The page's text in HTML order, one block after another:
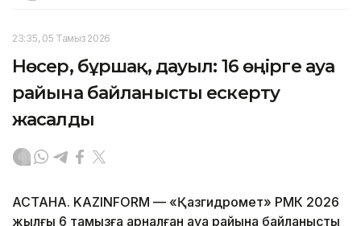
23:35, 05 Тамыз 2026
Нөсер, бұршақ, дауыл: 16 өңірге ауа
райына байланысты ескерту
жасалды
АСТАНА. KAZINFORM — «Қазгидромет» РМК 2026
жылғы 6 тамызға арналған ауа райына байланысты